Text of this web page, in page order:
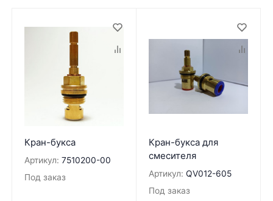
Кран-букса
Артикул: 7510200-00
Под заказ
Кран-букса для
смесителя
Артикул: QV012-605
Под заказ